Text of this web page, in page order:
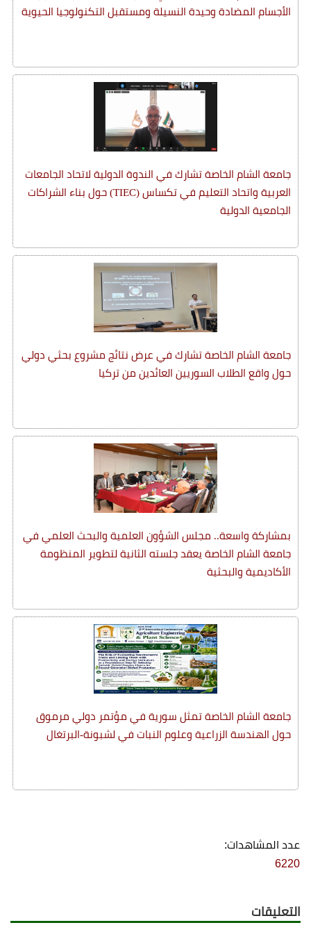
الأجسام المضادة وحيدة النسيلة ومستقبل التكنولوجيا الحيوية
جامعة الشام الخاصة تشارك في الندوة الدولية لاتحاد الجامعات
العربية واتحاد التعليم في تكساس (TIEC) حول بناء الشراكات
الجامعية الدولية
جامعة الشام الخاصة تشارك في عرض نتائج مشروع بحثي دولي
حول واقع الطلاب السوريين العائدين من تركيا
بمشاركة واسعة.. مجلس الشؤون العلمية والبحث العلمي في
جامعة الشام الخاصة يعقد جلسته الثانية لتطوير المنظومة
الأكاديمية والبحثية
جامعة الشام الخاصة تمثل سورية في مؤتمر دولي مرموق
حول الهندسة الزراعية وعلوم النبات في لشبونة-البرتغال
عدد المشاهدات:
6220
التعليقات